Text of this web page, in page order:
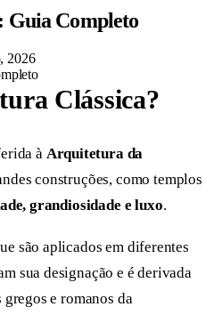
Guia Completo
2026
Clássica?
à Arquitetura da
construções, como templos
grandiosidade e luxo.
são aplicados em diferentes
sua designação e é derivada
e romanos da